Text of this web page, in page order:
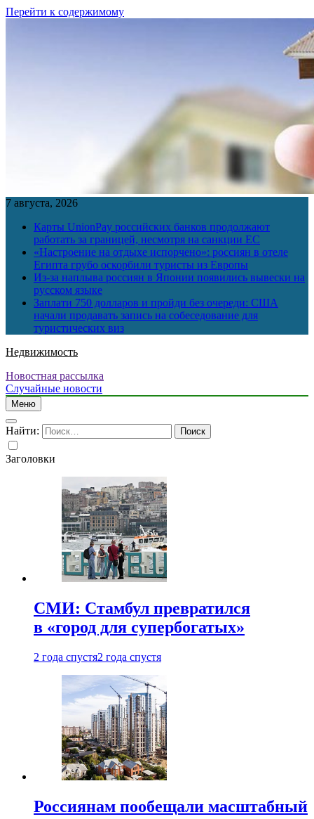
Перейти к содержимому
7 августа, 2026
Карты UnionPay российских банков продолжают
работать за границей, несмотря на санкции ЕС
«Настроение на отдыхе испорчено»: россиян в отеле
Египта грубо оскорбили туристы из Европы
Из-за наплыва россиян в Японии появились вывески на
русском языке
Заплати 750 долларов и пройди без очереди: США
начали продавать запись на собеседование для
туристических виз
Недвижимость
Новостная рассылка
Случайные новости
Меню
Найти:
Заголовки
СМИ: Стамбул превратился
в «город для супербогатых»
2 года спустя2 года спустя
Россиянам пообещали масштабный